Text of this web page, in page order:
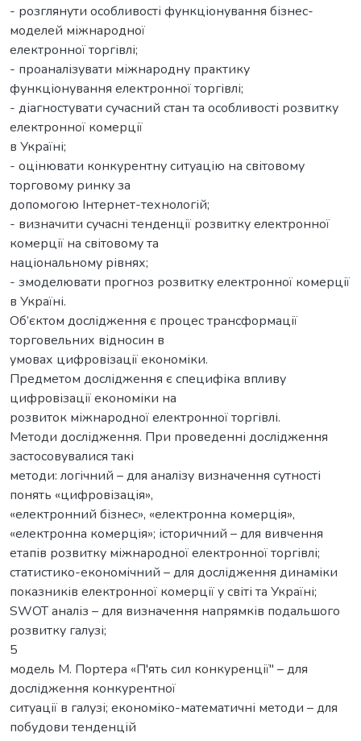
- розглянути особливості функціонування бізнес-
моделей міжнародної
електронної торгівлі;
- проаналізувати міжнародну практику
функціонування електронної торгівлі;
- діагностувати сучасний стан та особливості розвитку
електронної комерції
в Україні;
- оцінювати конкурентну ситуацію на світовому
торговому ринку за
допомогою Інтернет-технологій;
- визначити сучасні тенденції розвитку електронної
комерції на світовому та
національному рівнях;
- змоделювати прогноз розвитку електронної комерції
в Україні.
Об’єктом дослідження є процес трансформації
торговельних відносин в
умовах цифровізації економіки.
Предметом дослідження є специфіка впливу
цифровізації економіки на
розвиток міжнародної електронної торгівлі.
Методи дослідження. При проведенні дослідження
застосовувалися такі
методи: логічний – для аналізу визначення сутності
понять «цифровізація»,
«електронний бізнес», «електронна комерція»,
«електронна комерція»; історичний – для вивчення
етапів розвитку міжнародної електронної торгівлі;
статистико-економічний – для дослідження динаміки
показників електронної комерції у світі та Україні;
SWOT аналіз – для визначення напрямків подальшого
розвитку галузі;
5
модель М. Портера «П'ять сил конкуренції" – для
дослідження конкурентної
ситуації в галузі; економіко-математичні методи – для
побудови тенденцій